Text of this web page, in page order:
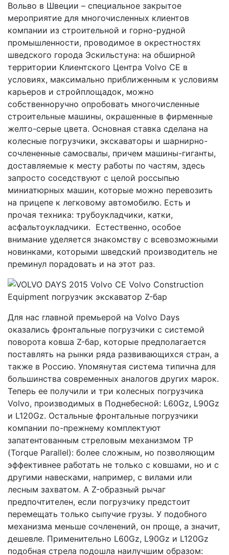
Вольво в Швеции – специальное закрытое
мероприятие для многочисленных клиентов
компании из строительной и горно-рудной
промышленности, проводимое в окрестностях
шведского города Эскильстуна: на обширной
территории Клиентского Центра Volvo CE в
условиях, максимально приближенным к условиям
карьеров и стройплощадок, можно
собственноручно опробовать многочисленные
строительные машины, окрашенные в фирменные
желто-серые цвета. Основная ставка сделана на
колесные погрузчики, экскаваторы и шарнирно-
сочлененные самосвалы, причем машины-гиганты,
доставляемые к месту работы по частям, здесь
запросто соседствуют с целой россыпью
миниатюрных машин, которые можно перевозить
на прицепе к легковому автомобилю. Есть и
прочая техника: трубоукладчики, катки,
асфальтоукладчики. Естественно, особое
внимание уделяется знакомству с всевозможными
новинками, которыми шведский производитель не
преминул порадовать и на этот раз.
Для нас главной премьерой на Volvo Days
оказались фронтальные погрузчики с системой
поворота ковша Z-бар, которые предполагается
поставлять на рынки ряда развивающихся стран, а
также в Россию. Упомянутая система типична для
большинства современных аналогов других марок.
Теперь ее получили и три колесных погрузчика
Volvo, производимых в Поднебесной: L60Gz, L90Gz
и L120Gz. Остальные фронтальные погрузчики
компании по-прежнему комплектуют
запатентованным стреловым механизмом ТР
(Torque Parallel): более сложным, но позволяющим
эффективнее работать не только с ковшами, но и с
другими навесками, например, с вилами или
лесным захватом. А Z-образный рычаг
предпочтителен, если погрузчику предстоит
перемещать только сыпучие грузы. У подобного
механизма меньше сочленений, он проще, а значит,
дешевле. Применительно L60Gz, L90Gz и L120Gz
подобная стрела подошла наилучшим образом: